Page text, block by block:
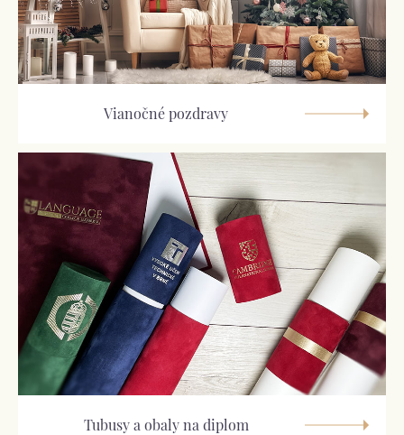
Vianočné pozdravy
Tubusy a obaly na diplom